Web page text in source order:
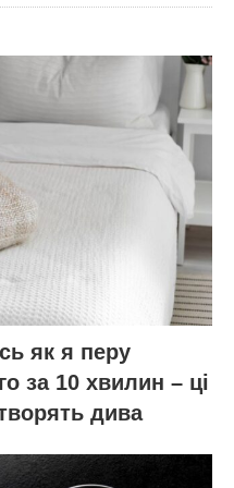
як я перу
за 10 хвилин – ці
дива